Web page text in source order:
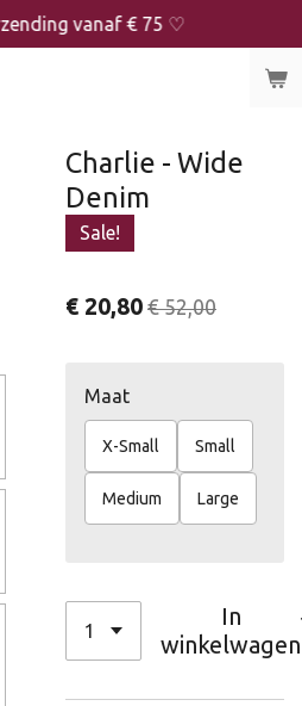
vanaf € 75 ♡
Charlie - Wide
Denim
Sale!
€ 20,80 € 52,00
Maat
X-Small Small
Medium Large
In
winkelwagen